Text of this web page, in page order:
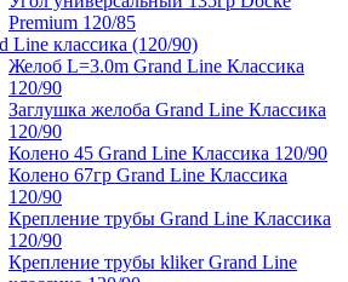
Premium 120/85
Line классика (120/90)
Желоб L=3.0m Grand Line Классика
120/90
Заглушка желоба Grand Line Классика
120/90
Колено 45 Grand Line Классика 120/90
Колено 67гр Grand Line Классика
120/90
Крепление трубы Grand Line Классика
120/90
Крепление трубы kliker Grand Line